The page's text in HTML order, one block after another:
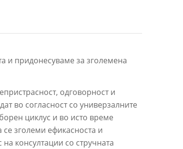
и придонесуваме за зголемена
одговорност и
во согласност со универзалните
циклус и во исто време
зголеми ефикасноста и
консултации со стручната